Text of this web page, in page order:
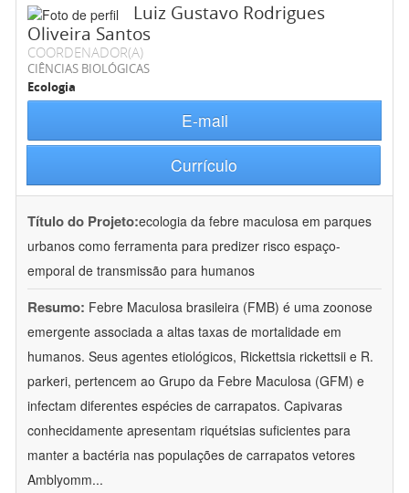
Luiz Gustavo Rodrigues
Oliveira Santos
COORDENADOR(A)
CIÊNCIAS BIOLÓGICAS
Ecologia
E-mail
Currículo
Título do Projeto:ecologia da febre maculosa em parques
urbanos como ferramenta para predizer risco espaço-
emporal de transmissão para humanos
Resumo: Febre Maculosa brasileira (FMB) é uma zoonose
emergente associada a altas taxas de mortalidade em
humanos. Seus agentes etiológicos, Rickettsia rickettsii e R.
parkeri, pertencem ao Grupo da Febre Maculosa (GFM) e
infectam diferentes espécies de carrapatos. Capivaras
conhecidamente apresentam riquétsias suficientes para
manter a bactéria nas populações de carrapatos vetores
Amblyomm...